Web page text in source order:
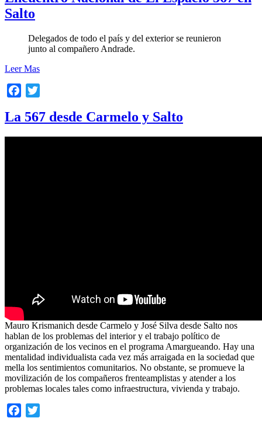
Salto
Delegados de todo el país y del exterior se reunieron
junto al compañero Andrade.
Leer Mas
Facebook
La 567 desde Carmelo y Salto
Mauro Krismanich desde Carmelo y José Silva desde Salto nos
hablan de los problemas del interior y el trabajo político de
organización de los vecinos en el programa Amargueando. Hay una
mentalidad individualista cada vez más arraigada en la sociedad que
mella los sentimientos comunitarios. No obstante, se promueve la
movilización de los compañeros frenteamplistas y atender a los
problemas locales tales como infraestructura, vivienda y trabajo.
Facebook